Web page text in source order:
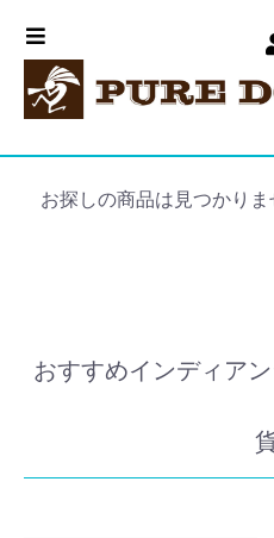
お探しの商品は見つかりま
おすすめインディア